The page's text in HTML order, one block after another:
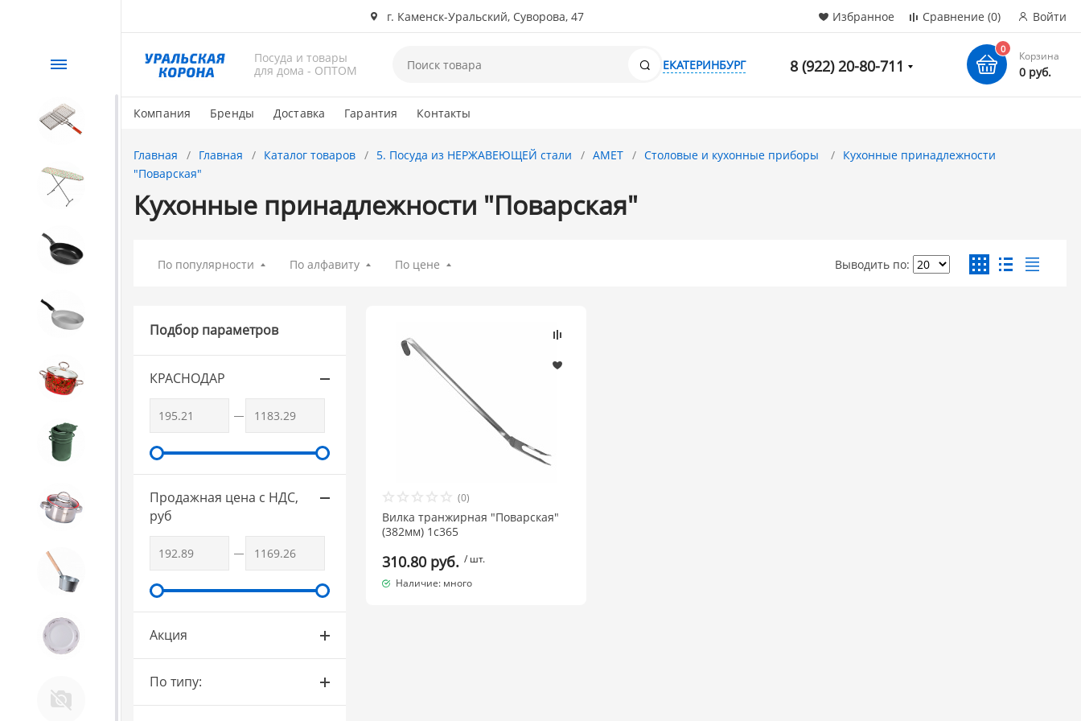
г. Каменск-Уральский, Суворова, 47 Избранное Сравнение (0) Войти
Посуда и товары
для дома - ОПТОМ
Поиск
ЕКАТЕРИНБУРГ 8 (922) 20-80-711
0
Корзина
0 руб.
Компания Бренды Доставка Гарантия Контакты
Каталог
СЕЗОННЫЙ товар
1. Завод Исток
покрытием
АЛЮМИНИЯ
хозтовары
Термосы ЛЗМИ
5. Посуда из НЕРЖАВЕЮЩЕЙ
6. Хозтовары из
ОЦИНКОВАННОЙ стали
7. Посуда из ФАРФОРА и
КЕРАМИКИ
Главная Главная Каталог товаров 5. Посуда из НЕРЖАВЕЮЩЕЙ стали АМЕТ Столовые и кухонные приборы
Кухонные принадлежности
"Поварская"
Кухонные принадлежности "Поварская"
По популярности По алфавиту По цене Выводить по:
Подбор параметров
КРАСНОДАР
Продажная цена с НДС,
руб
Акция
По типу:
(0)
Вилка транжирная "Поварская"
(382мм) 1с365
310.80 руб. / шт.
Наличие: много